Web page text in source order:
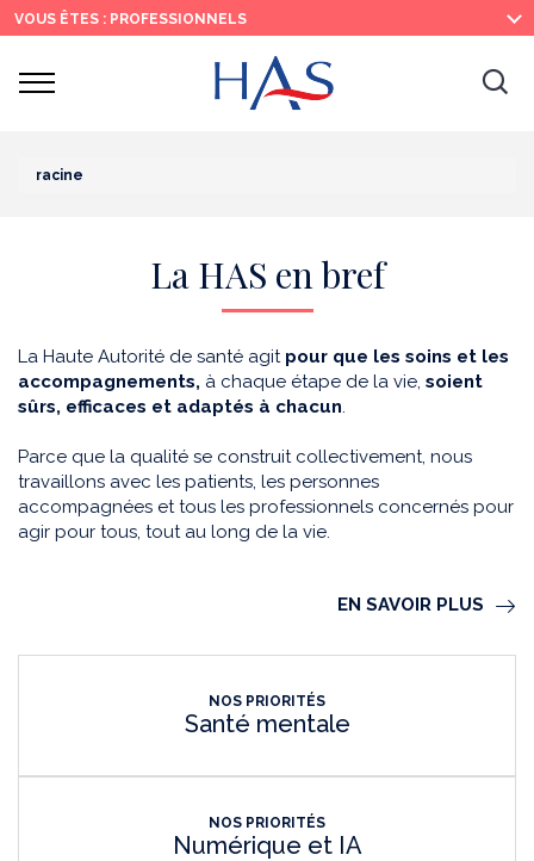
Recherche
Menu
principal
Contenu
principal
VOUS ÊTES : PROFESSIONNELS
Ouvrir
racine
La HAS en bref
La Haute Autorité de santé agit pour que les soins et les
accompagnements, à chaque étape de la vie, soient
sûrs, efficaces et adaptés à chacun.
Parce que la qualité se construit collectivement, nous
travaillons avec les patients, les personnes
accompagnées et tous les professionnels concernés pour
agir pour tous, tout au long de la vie.
EN SAVOIR PLUS
NOS PRIORITÉS
Santé mentale
NOS PRIORITÉS
Numérique et IA